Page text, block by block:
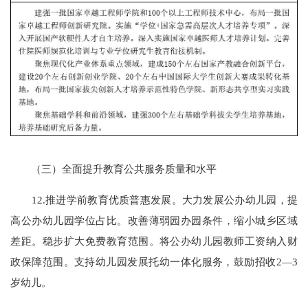
（三）全面提升教育公共服务质量和水平
12.推进学前教育优质普惠发展。大力发展公办幼儿园，提
高公办幼儿园学位占比。改善薄弱园办园条件，缩小城乡区域
差距。稳步扩大免费教育范围。将公办幼儿园教师工资纳入财
政保障范围。支持幼儿园发展托幼一体化服务，鼓励招收2—3
岁幼儿。